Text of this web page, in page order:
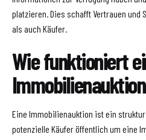
platzieren. Dies schafft Vertrauen und
als auch Käufer.
Wie funktioniert
Eine Immobilienauktion ist ein
potenzielle Käufer öffentlich um eine